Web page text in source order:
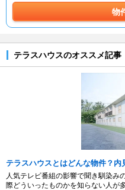
物
テラスハウスのオススメ記事
テラスハウスとはどんな物件？
人気テレビ番組の影響で聞き馴染み
際どういったものかを知らない人が